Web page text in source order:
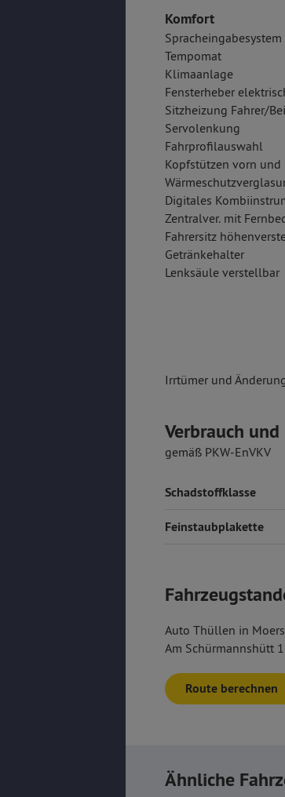
Komfort
Spracheingabesystem
Tempomat
Klimaanlage
Fensterheber
Sitzheizung Fahrer/
Servolenkung
Fahrprofilauswahl
Kopfstützen vorn und
Digitales
Zentralver. mit
Fahrersitz
Getränkehalter
Lenksäule verstellbar
Irrtümer und
Verbrauch und
gemäß PKW-EnVKV
Schadstoffklasse
Feinstaubplakette
Auto Thüllen in Moers
Am Schürmannshütt
Route berechnen
Ähnliche